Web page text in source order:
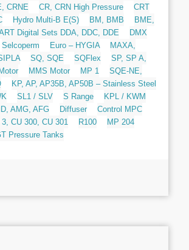
CRNE
CR, CRN High Pressure
CRT
Hydro Multi-B E(S) BM, BMB
BME,
Digital Sets DDA, DDC, DDE
DMX
Selcoperm Euro – HYGIA
MAXA,
SQ, SQE SQFlex
SP, SP A,
MMS Motor MP 1
SQE-NE,
KP, AP, AP35B, AP50B – Stainless Steel
SL1 / SLV S Range
KPL / KWM
AMG, AFG Diffuser
Control MPC
3, CU 300, CU 301 R100
MP 204
Pressure Tanks